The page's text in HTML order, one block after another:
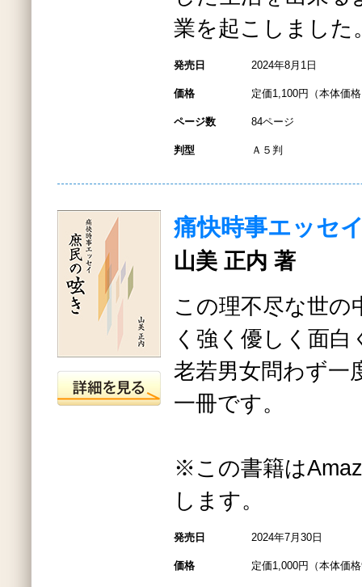
業を起こしまし
発売日 2024年8月1日
価格 定価1,100円（本体価
ページ数 84ページ
判型 Ａ５判
痛快時事エッセ
山美 正内 著
この理不尽な世の
く強く優しく面
老若男女問わず一
一冊です。
※この書籍は
します。
発売日 2024年7月30日
価格 定価1,000円（本体価